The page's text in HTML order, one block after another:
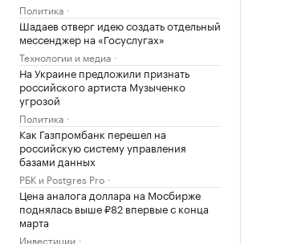
Политика
Шадаев отверг идею создать отдельный
мессенджер на «Госуслугах»
Технологии и медиа
На Украине предложили признать
российского артиста Музыченко
угрозой
Политика
Как Газпромбанк перешел на
российскую систему управления
базами данных
РБК и Postgres Pro
Цена аналога доллара на Мосбирже
поднялась выше ₽82 впервые с конца
марта
Инвестиции